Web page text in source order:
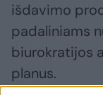
išdavimo
padaliniams
biurokratijos
planus.